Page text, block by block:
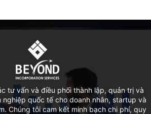
tư vấn và điều phối thành lập, quản trị và
nghiệp quốc tế cho doanh nhân, startup và
Chúng tôi cam kết minh bạch chi phí, quy